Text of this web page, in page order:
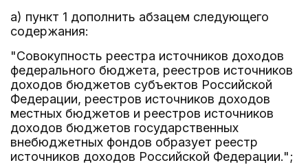
а) пункт 1 дополнить абзацем следующего
содержания:
"Совокупность реестра источников доходов
федерального бюджета, реестров источников
доходов бюджетов субъектов Российской
Федерации, реестров источников доходов
местных бюджетов и реестров источников
доходов бюджетов государственных
внебюджетных фондов образует реестр
источников доходов Российской Федерации.";